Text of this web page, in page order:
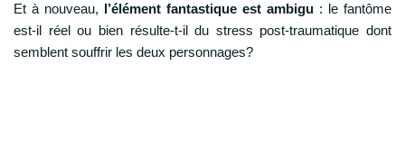
Et à nouveau, l’élément fantastique est ambigu : le fantôme
est-il réel ou bien résulte-t-il du stress post-traumatique dont
semblent souffrir les deux personnages?